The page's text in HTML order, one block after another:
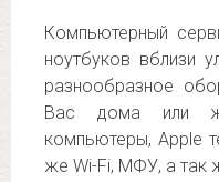
Компьютерный
ноутбуков вблизи
разнообразное
Вас дома или
компьютеры, Apple
же Wi-Fi, МФУ, а так